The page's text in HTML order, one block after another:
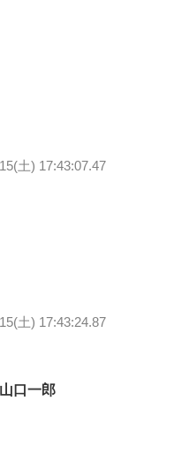
土) 17:43:07.47
土) 17:43:24.87
口一郎